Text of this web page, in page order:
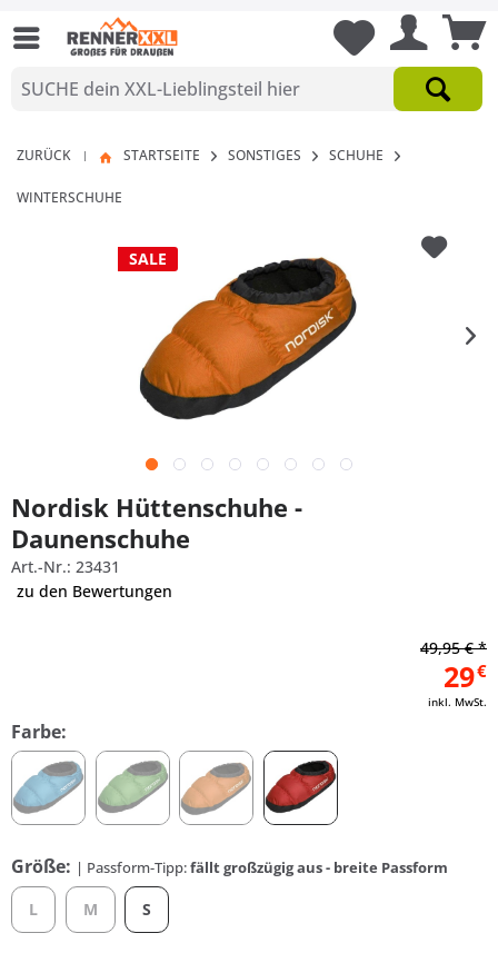
ZURÜCK | STARTSEITE SONSTIGES SCHUHE
WINTERSCHUHE
SALE
Nordisk Hüttenschuhe -
Daunenschuhe
Art.-Nr.: 23431
zu den Bewertungen
29€
inkl. MwSt.
49,95 € *
Farbe:
Größe: | Passform-Tipp:fällt großzügig aus - breite Passform
L M S